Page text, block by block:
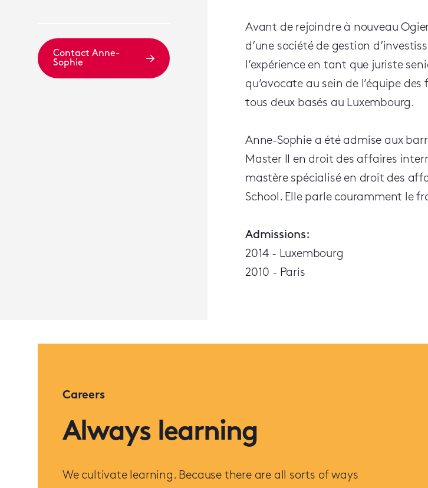
Contact Anne-
Sophie
Avant de rejoindre à nouveau
d’une société de gestion
l’expérience en tant que juriste
qu’avocate au sein de l’équipe
tous deux basés au Luxembourg.
Anne-Sophie a été admise aux
Master II en droit des affaires
mastère spécialisé en droit des
School. Elle parle couramment le
Admissions:
2014 - Luxembourg
2010 - Paris
Careers
Always learning
We cultivate learning. Because there are all sorts of ways